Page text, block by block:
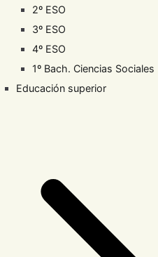
2º ESO
3º ESO
4º ESO
1º Bach. Ciencias Sociales
Educación superior